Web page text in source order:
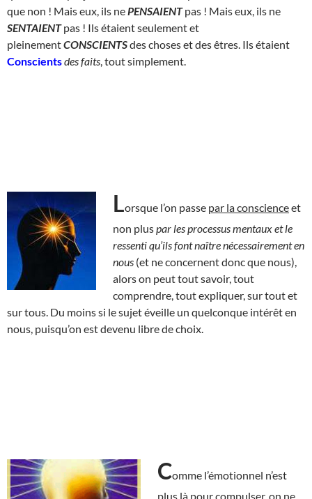
que non ! Mais eux, ils ne PENSAIENTpas ! Mais eux, ils ne
SENTAIENTpas ! Ils étaient seulement et
pleinementCONSCIENTSdes choses et des êtres. Ils étaient
Conscientsdes faits , tout simplement.
Lorsque l’on passe par la conscienceet
non pluspar les processus mentaux et le
ressenti qu’ils font naître nécessairement en
nous (et ne concernent donc que nous),
alors on peut tout savoir, tout
comprendre, tout expliquer, sur tout et
sur tous. Du moins si le sujet éveille un quelconque intérêt en
nous, puisqu’on est devenu libre de choix.
Comme l’émotionnel n’est
plus là pour compulser, on ne